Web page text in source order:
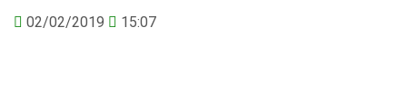
02/02/2019 15:07